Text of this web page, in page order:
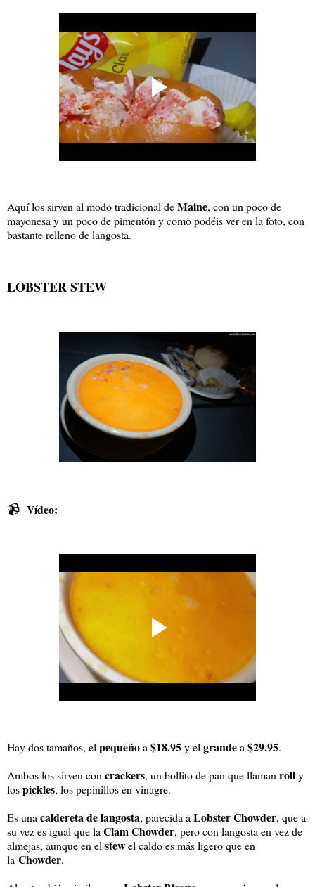
Aquí los sirven al modo tradicional deMaine, con un poco de
mayonesa y un poco de pimentón y como podéis ver en la foto, con
bastante relleno de langosta.
LOBSTER STEW
📹 Vídeo:
Hay dos tamaños, elpequeñoa$18.95y elgrandea$29.95.
Ambos los sirven concrackers, un bollito de pan que llamanrolly
lospickles, los pepinillos en vinagre.
Es unacaldereta de langosta, parecida aLobster Chowder, que a
su vez es igual que laClam Chowder, pero con langosta en vez de
almejas, aunque en elstewel caldo es más ligero que en
la Chowder.